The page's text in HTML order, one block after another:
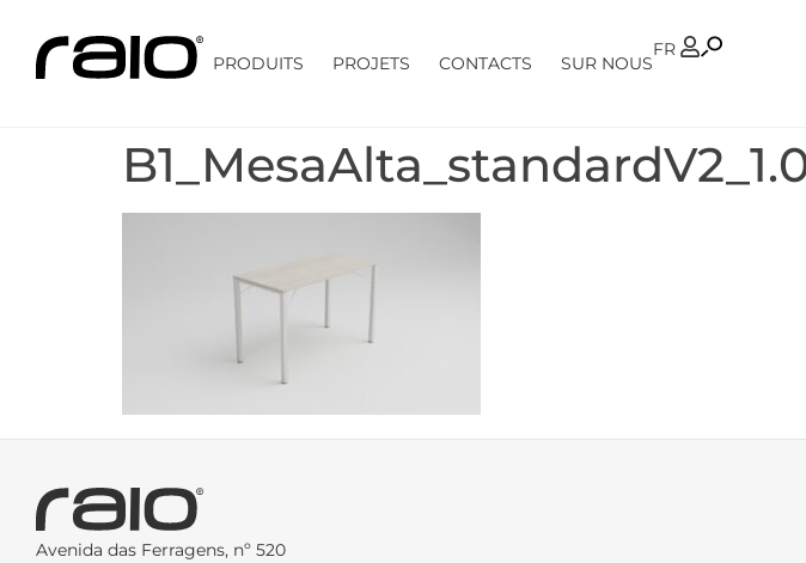
PRODUITS PROJETS CONTACTS SUR NOUS
FR
PT
Avenida das Ferragens, nº 520